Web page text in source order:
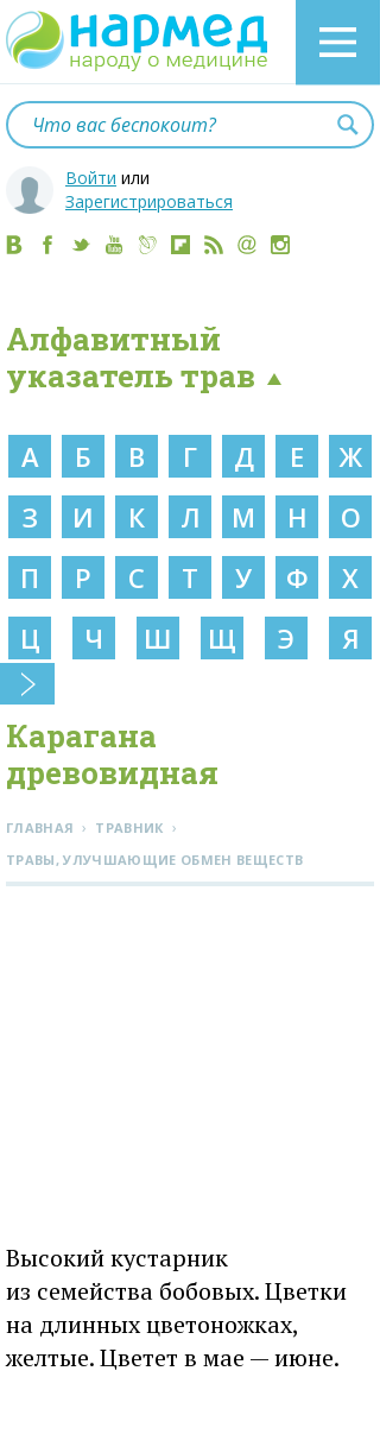
Войти или
Зарегистрироваться
Алфавитный
указатель трав
А Б В Г Д Е
Ж
З
И К Л М Н
О
П
Р С Т У Ф
Х
Ц
Ч Ш Щ Э Я
Карагана
древовидная
ГЛАВНАЯ › ТРАВНИК ›
ТРАВЫ, УЛУЧШАЮЩИЕ ОБМЕН ВЕЩЕСТВ
Высокий кустарник
из семейства бобовых. Цветки
на длинных цветоножках,
желтые. Цветет в мае — июне.